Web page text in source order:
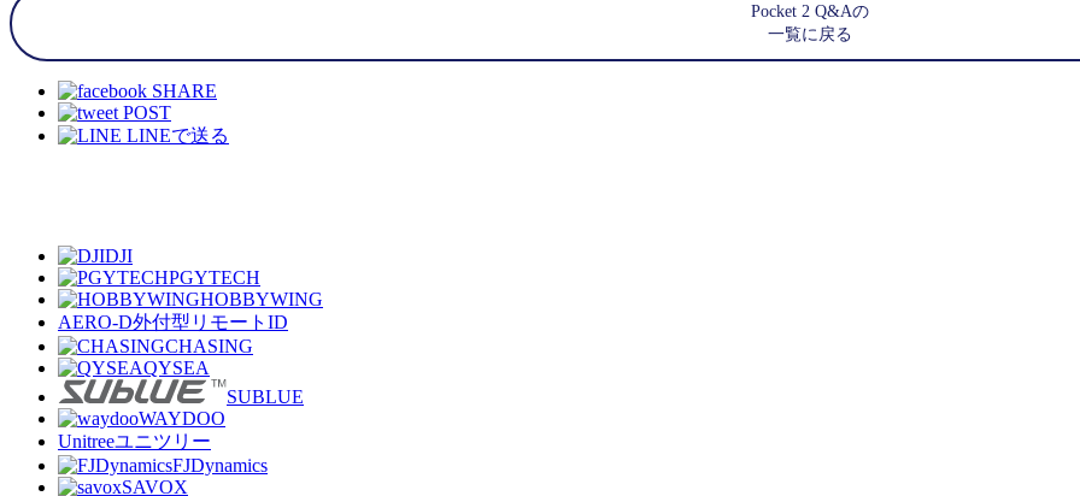
Pocket 2 Q&Aの
一覧に戻る
SHARE
POST
LINEで送る
DJI
PGYTECH
HOBBYWING
AERO-D外付型リモートID
CHASING
QYSEA
SUBLUE
WAYDOO
Unitreeユニツリー
FJDynamics
SAVOX